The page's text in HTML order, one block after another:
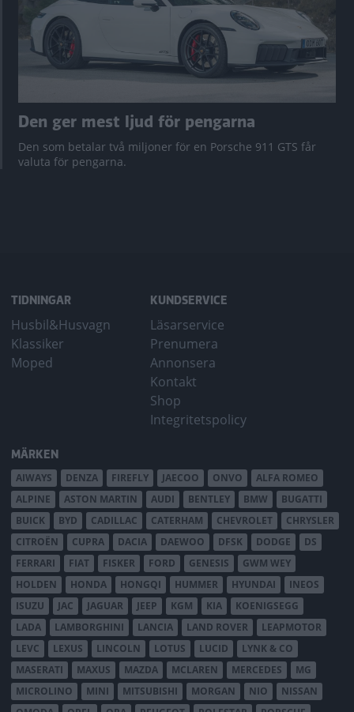
Den ger mest ljud för pengarna
Den som betalar två miljoner för en Porsche 911 GTS får
valuta för pengarna.
TIDNINGAR
Husbil&Husvagn
Klassiker
Moped
KUNDSERVICE
Läsarservice
Prenumera
Annonsera
Kontakt
Shop
Integritetspolicy
MÄRKEN
AIWAYS DENZA FIREFLY JAECOO ONVO
ALFA ROMEO
ALPINE
ASTON MARTIN AUDI BENTLEY BMW
BUGATTI
BUICK
BYD CADILLAC CATERHAM CHEVROLET
CHRYSLER
CITROËN
CUPRA DACIA DAEWOO DFSK DODGE
DS
FERRARI
FIAT FISKER FORD GENESIS
GWM WEY
HOLDEN
HONDA HONGQI HUMMER HYUNDAI
INEOS
ISUZU
JAC JAGUAR JEEP KGM KIA
KOENIGSEGG
LADA
LAMBORGHINI LANCIA LAND ROVER
LEAPMOTOR
LEVC
LEXUS LINCOLN LOTUS LUCID
LYNK & CO
MASERATI
MAXUS MAZDA MCLAREN MERCEDES
MG
MICROLINO
MINI MITSUBISHI MORGAN NIO
NISSAN